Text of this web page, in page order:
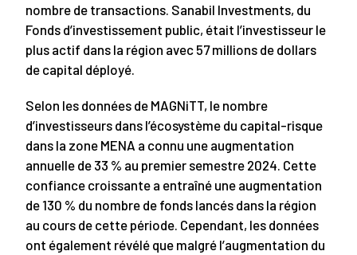
nombre de transactions. Sanabil Investments, du
Fonds d’investissement public, était l’investisseur le
plus actif dans la région avec 57 millions de dollars
de capital déployé.
Selon les données de MAGNiTT, le nombre
d’investisseurs dans l’écosystème du capital-risque
dans la zone MENA a connu une augmentation
annuelle de 33 % au premier semestre 2024. Cette
confiance croissante a entraîné une augmentation
de 130 % du nombre de fonds lancés dans la région
au cours de cette période. Cependant, les données
ont également révélé que malgré l’augmentation du